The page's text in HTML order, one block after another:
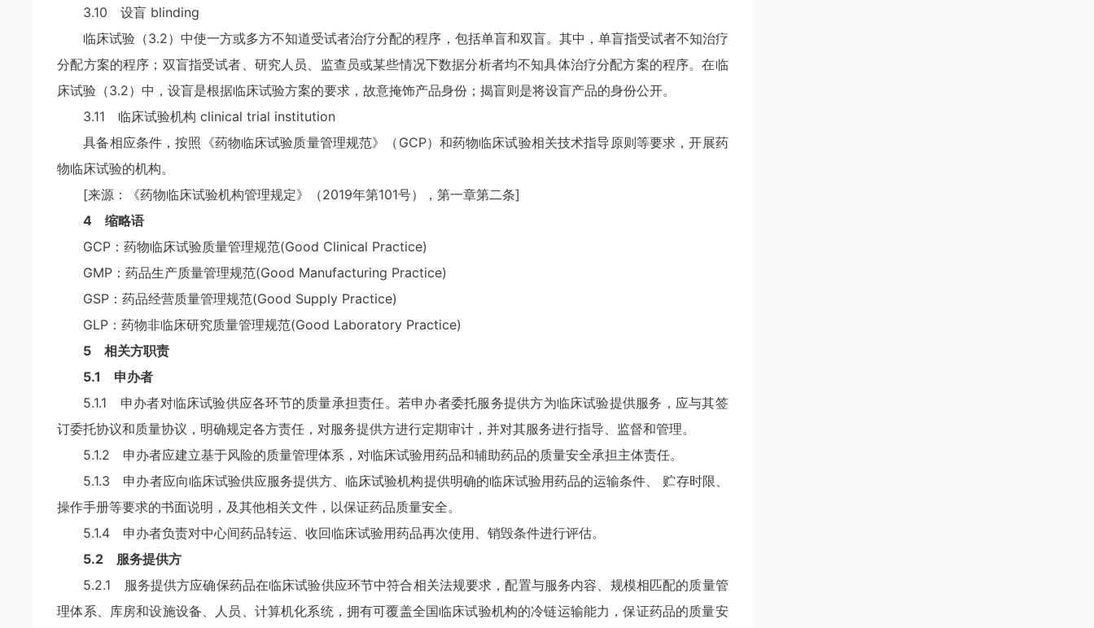
3.10 设盲 blinding
临床试验（3.2）中使一方或多方不知道受试者治疗分配的程序，包括单盲和双盲。其中，单盲指受试者不知治疗
分配方案的程序；双盲指受试者、研究人员、监查员或某些情况下数据分析者均不知具体治疗分配方案的程序。在临
床试验（3.2）中，设盲是根据临床试验方案的要求，故意掩饰产品身份；揭盲则是将设盲产品的身份公开。
3.11 临床试验机构 clinical trial institution
具备相应条件，按照《药物临床试验质量管理规范》（GCP）和药物临床试验相关技术指导原则等要求，开展药
物临床试验的机构。
[来源：《药物临床试验机构管理规定》（2019年第101号），第一章第二条]
4 缩略语
GCP：药物临床试验质量管理规范(Good Clinical Practice)
GMP：药品生产质量管理规范(Good Manufacturing Practice)
GSP：药品经营质量管理规范(Good Supply Practice)
GLP：药物非临床研究质量管理规范(Good Laboratory Practice)
5 相关方职责
5.1 申办者
5.1.1 申办者对临床试验供应各环节的质量承担责任。若申办者委托服务提供方为临床试验提供服务，应与其签
订委托协议和质量协议，明确规定各方责任，对服务提供方进行定期审计，并对其服务进行指导、监督和管理。
5.1.2 申办者应建立基于风险的质量管理体系，对临床试验用药品和辅助药品的质量安全承担主体责任。
5.1.3 申办者应向临床试验供应服务提供方、临床试验机构提供明确的临床试验用药品的运输条件、 贮存时限、
操作手册等要求的书面说明，及其他相关文件，以保证药品质量安全。
5.1.4 申办者负责对中心间药品转运、收回临床试验用药品再次使用、销毁条件进行评估。
5.2 服务提供方
5.2.1 服务提供方应确保药品在临床试验供应环节中符合相关法规要求，配置与服务内容、规模相匹配的质量管
理体系、库房和设施设备、人员、计算机化系统，拥有可覆盖全国临床试验机构的冷链运输能力，保证药品的质量安